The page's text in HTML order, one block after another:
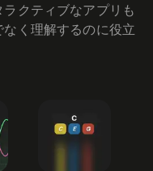
クティブなアプリも
く理解するのに役立